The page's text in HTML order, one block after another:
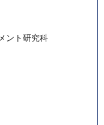
ント研究科